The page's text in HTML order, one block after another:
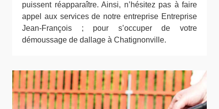
puissent réapparaître. Ainsi, n’hésitez pas à faire
appel aux services de notre entreprise Entreprise
Jean-François ; pour s’occuper de votre
démoussage de dallage à Chatignonville.